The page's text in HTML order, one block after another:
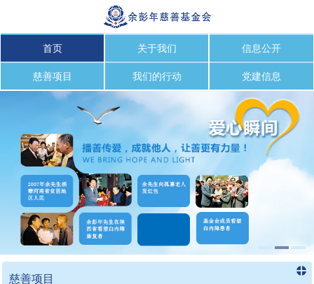
首页 关于我们 信息公开
慈善项目 我们的行动 党建信息
慈善项目